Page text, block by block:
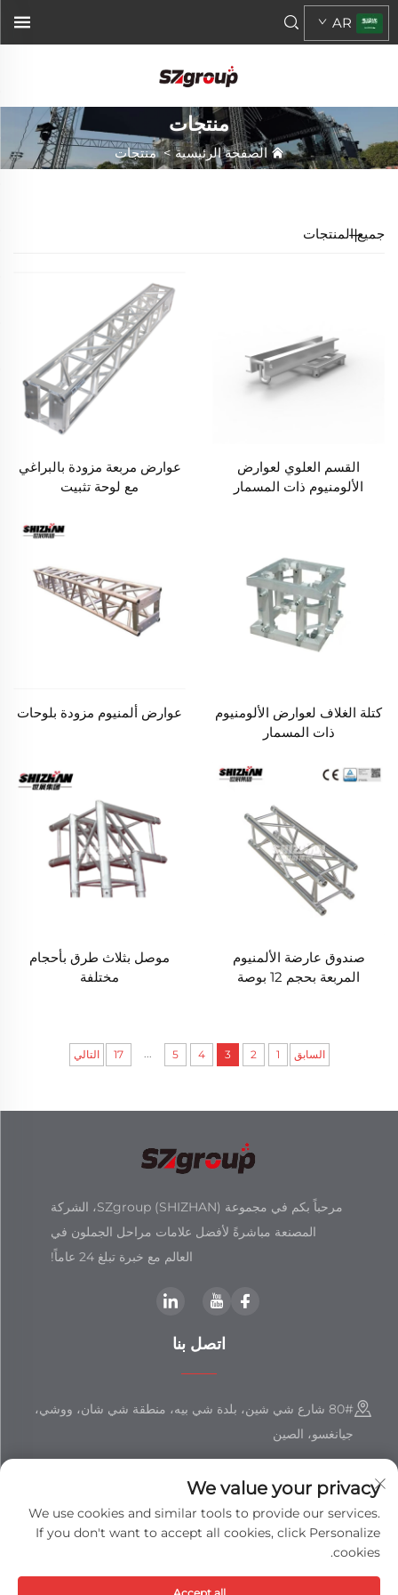
AR
منتجات
الصفحة الرئيسية>منتجات
جميع المنتجات
القسم العلوي لعوارض
الألومنيوم ذات المسمار
عوارض مربعة مزودة بالبراغي
مع لوحة تثبيت
كتلة الغلاف لعوارض الألومنيوم
ذات المسمار
عوارض ألمنيوم مزودة بلوحات
صندوق عارضة الألمنيوم
المربعة بحجم 12 بوصة
موصل بثلاث طرق بأحجام
مختلفة
السابق 1
2
3
4
5
17 التالي
مرحباً بكم في مجموعة SZgroup (SHIZHAN)، الشركة
المصنعة مباشرةً لأفضل علامات مراحل الجملون في
العالم مع خبرة تبلغ 24 عاماً!
اتصل بنا
80# شارع شي شين، بلدة شي بيه، منطقة شي شان، ووشي،
جيانغسو، الصين
[email protected]
حقوق النشر © شركة جيانغسو شيزهان المحدودة جميع الحقوق محفوظة -
We value your privacy
We use cookies and similar tools to provide our services.
If you don't want to accept all cookies, click Personalize
cookies.